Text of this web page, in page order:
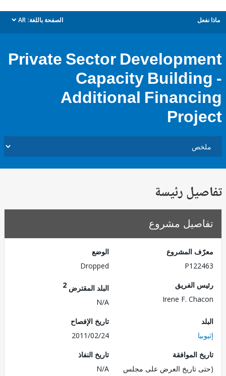
الصفحة باللغة: AR
dropdown
Private Sector
Capacity
Additional
رئيسة
مشروع
المشروع
Dropped
الفريق
Irene F.
البلد المقترض
تاريخ الإفصاح
2011/02/24
الموافقة
تاريخ العرض على مجلس
تاريخ النفاذ
N/A